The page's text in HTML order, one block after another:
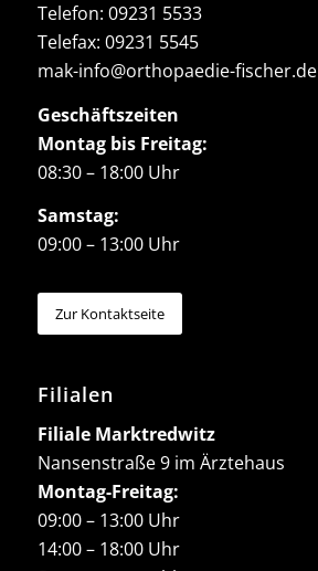
Telefon: 09231 5533
Telefax: 09231 5545
mak-info@orthopaedie-fischer.de
Geschäftszeiten
Montag bis Freitag:
08:30 – 18:00 Uhr
Samstag:
09:00 – 13:00 Uhr
Zur Kontaktseite
Filialen
Filiale Marktredwitz
Nansenstraße 9 im Ärztehaus
Montag-Freitag:
09:00 – 13:00 Uhr
14:00 – 18:00 Uhr